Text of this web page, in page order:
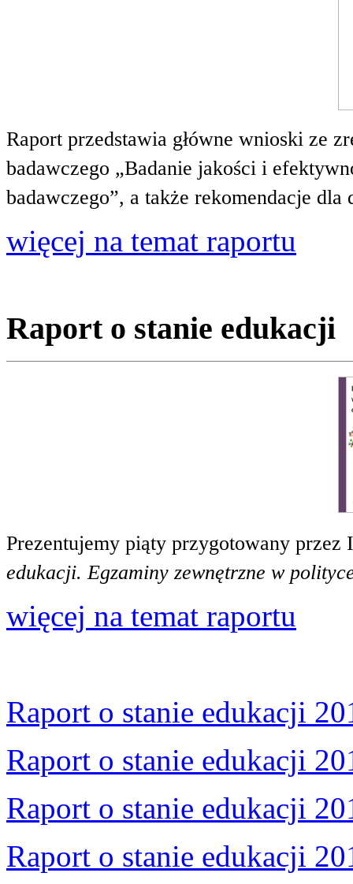
Raport przedstawia główne wnioski ze
badawczego „Badanie jakości i
badawczego”, a także rekomendacje
więcej na temat raportu
Raport o stanie edukacji
Prezentujemy piąty przygotowany
edukacji. Egzaminy zewnętrzne w
więcej na temat raportu
Raport o stanie edukacji
Raport o stanie edukacji
Raport o stanie edukacji
Raport o stanie edukacji